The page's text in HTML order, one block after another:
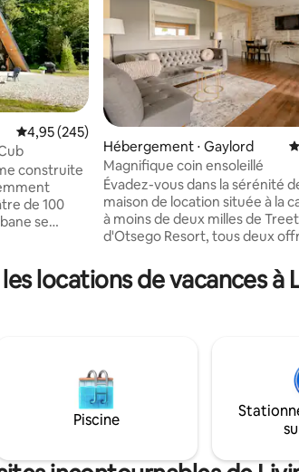
: 4,99 sur 5
Évaluation moyenne sur la base de 245
4,95 (245)
construite
de 100
se
offrons
des
courtes
plus, un
Hébergement ⋅ Gaylord
Magnifique coin ensoleillé
Évadez-vous dans la sérénité
maison de location située à la
à moins de deux milles de
d'Otsego Resort, tous deux
également accessible à pied
Sonshine Barn Wedding &
table de ping pong -Table de
Cuisine entièrement
Lave-linge et sèche-linge -
attenant - Chauffage et
Terrasse arrière avec mobilier
locations de vacances à
Piscine